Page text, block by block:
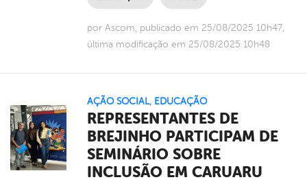
por Ascom, publicado em 25/08/2025 10h47,
última modificação em 25/08/2025 10h48
AÇÃO SOCIAL, EDUCAÇÃO
REPRESENTANTES DE
BREJINHO PARTICIPAM DE
SEMINÁRIO SOBRE
INCLUSÃO EM CARUARU